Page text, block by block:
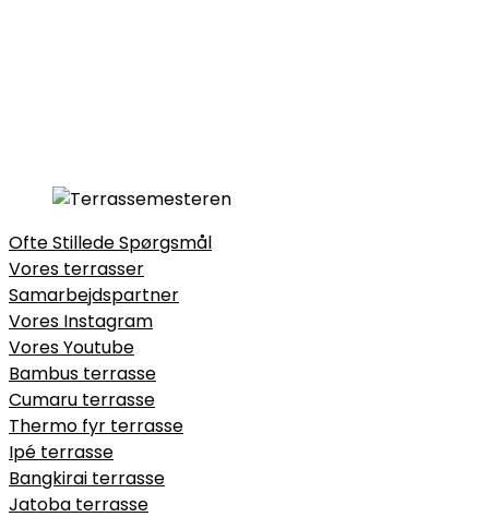
Ofte Stillede Spørgsmål
Vores terrasser
Samarbejdspartner
Vores Instagram
Vores Youtube
Bambus terrasse
Cumaru terrasse
Thermo fyr terrasse
Ipé terrasse
Bangkirai terrasse
Jatoba terrasse